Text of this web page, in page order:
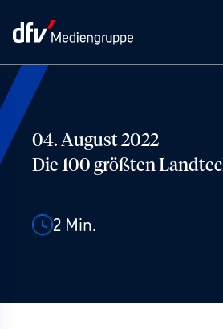
04. August 2022
Die 100 größten
2 Min.